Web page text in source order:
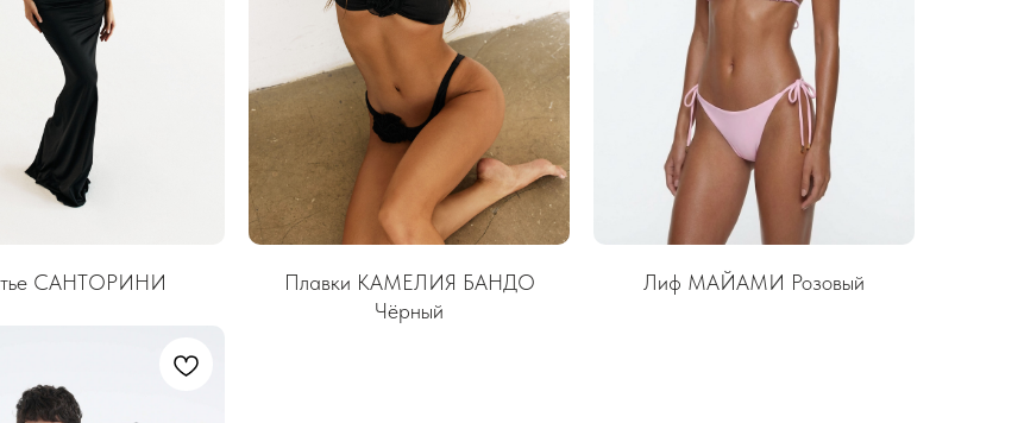
САНТОРИНИ
Плавки КАМЕЛИЯ БАНДО
Чёрный
Лиф МАЙАМИ Розовый